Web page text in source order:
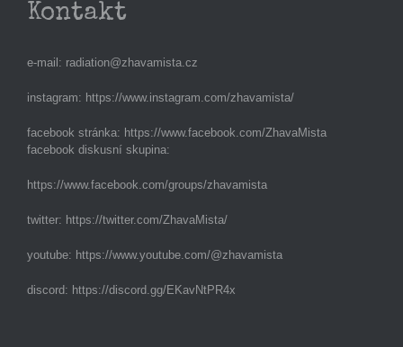
Kontakt
e-mail: radiation@zhavamista.cz
instagram: https://www.instagram.com/zhavamista/
facebook stránka: https://www.facebook.com/ZhavaMista
facebook diskusní skupina:
https://www.facebook.com/groups/zhavamista
twitter: https://twitter.com/ZhavaMista/
youtube: https://www.youtube.com/@zhavamista
discord: https://discord.gg/EKavNtPR4x